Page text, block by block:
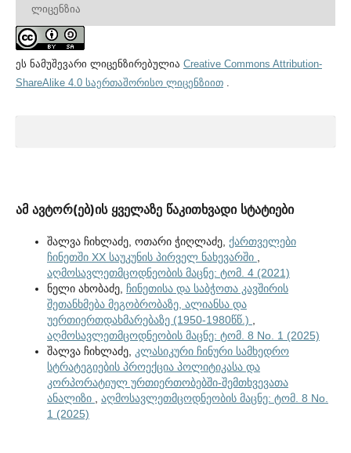
ᲚᲘᲪᲔᲜᲖᲘᲐ
ეს ნამუშევარი ლიცენზირებულია Creative Commons Attribution-
ShareAlike 4.0 საერთაშორისო ლიცენზიით.
ამ ავტორ(ებ)ის ყველაზე წაკითხვადი სტატიები
შალვა ჩიხლაძე, ოთარი ჭიღლაძე, ქართველები
ჩინეთში XX საუკუნის პირველ ნახევარში
აღმოსავლეთმცოდნეობის მაცნე: ტომ. 4 (2021)
ნელი ახობაძე, ჩინეთისა და საბჭოთა კავშირის
შეთანხმება მეგობრობაზე, ალიანსა და
უერთიერთდახმარებაზე (1950-1980წწ.)
აღმოსავლეთმცოდნეობის მაცნე: ტომ. 8 No. 1 (2025)
შალვა ჩიხლაძე,
კლასიკური ჩინური სამხედრო
სტრატეგიების პროექცია პოლიტიკასა და
კორპორატიულ ურთიერთობებში-შემთხვევათა
ანალიზი
აღმოსავლეთმცოდნეობის მაცნე: ტომ. 8 No.
1 (2025)